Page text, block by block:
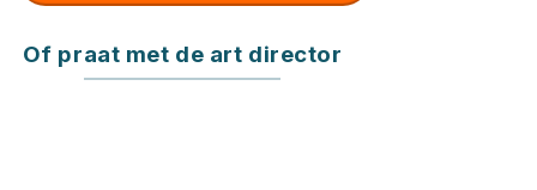
Of praat met de art director